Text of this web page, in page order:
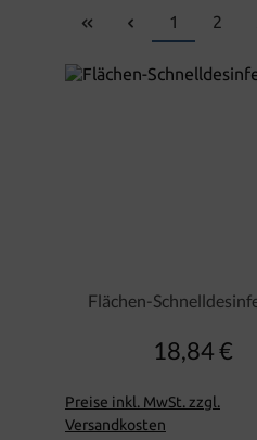
Seite
1 Seite
2
Flächen-
Regulärer
18,84 €
Preise inkl. MwSt. zzgl.
Versandkosten